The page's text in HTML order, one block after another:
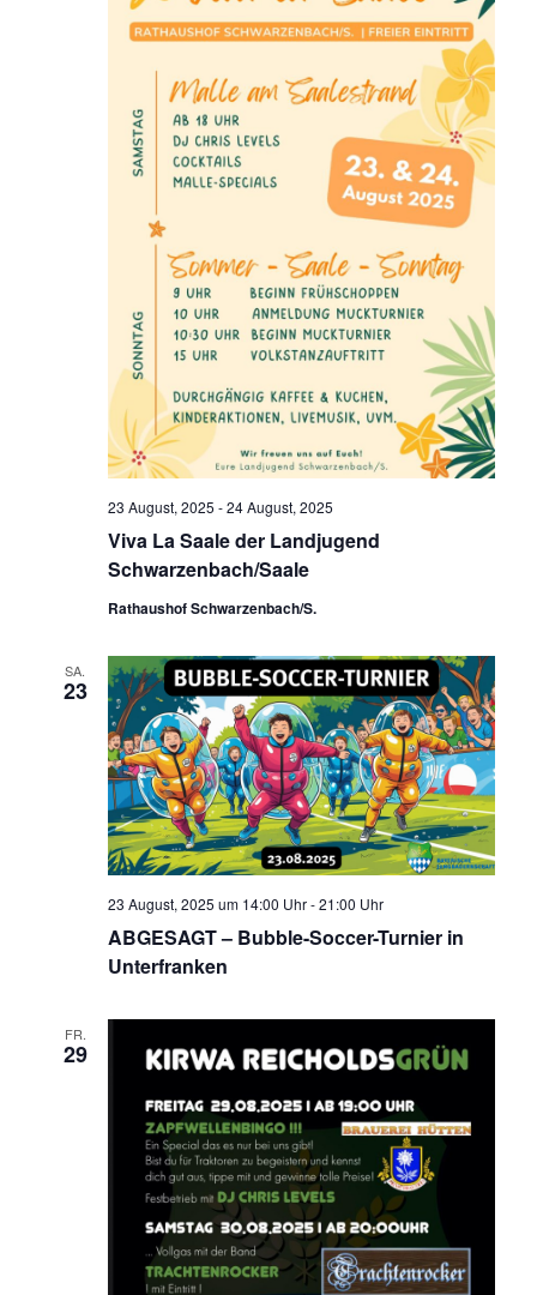
Viva La Saale der Landjugend
Schwarzenbach/Saale
23 August, 2025 -24 August, 2025
Rathaushof Schwarzenbach/S.
SA.
23
ABGESAGT – Bubble-Soccer-Turnier in
Unterfranken
23 August, 2025 um 14:00 Uhr-21:00 Uhr
FR.
29